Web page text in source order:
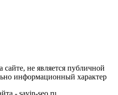
не является публичной
информационный характер